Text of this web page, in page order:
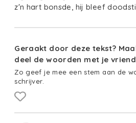
z'n hart bonsde, hij bleef
Geraakt door deze tekst?
deel de woorden met je
Zo geef je mee een stem aan de
schrijver.